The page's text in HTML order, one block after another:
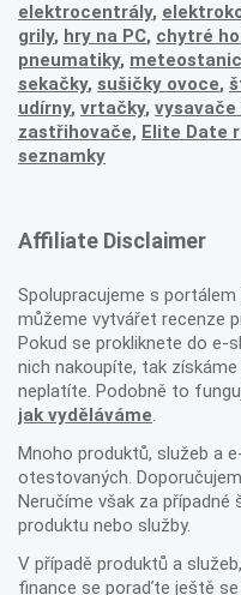
elektrocentrály,
grily, hry na PC, chytré
pneumatiky,
sekačky, sušičky ovoce,
udírny, vrtačky,
zastřihovače, Elite Date
seznamky
Affiliate Disclaimer
Spolupracujeme s portálem
můžeme vytvářet recenze
Pokud se prokliknete do e-
nich nakoupíte, tak
neplatíte. Podobně to
jak vyděláváme.
Mnoho produktů, služeb a
otestovaných.
Neručíme však za případné
produktu nebo služby.
V případě produktů a
finance se poraďte ještě